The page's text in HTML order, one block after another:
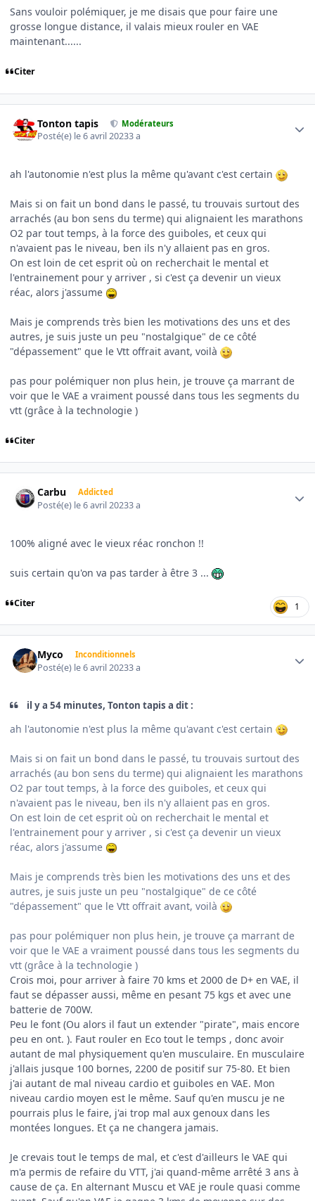
Sans vouloir polémiquer, je me disais que pour faire une
grosse longue distance, il valais mieux rouler en VAE
maintenant......
Citer
Tonton tapis Modérateurs
Posté(e) le 6 avril 20233 a
ah l'autonomie n'est plus la même qu'avant c'est certain
Mais si on fait un bond dans le passé, tu trouvais surtout des
arrachés (au bon sens du terme) qui alignaient les marathons
O2 par tout temps, à la force des guiboles, et ceux qui
n'avaient pas le niveau, ben ils n'y allaient pas en gros.
On est loin de cet esprit où on recherchait le mental et
l'entrainement pour y arriver , si c'est ça devenir un vieux
réac, alors j'assume
Mais je comprends très bien les motivations des uns et des
autres, je suis juste un peu "nostalgique" de ce côté
"dépassement" que le Vtt offrait avant, voilà
pas pour polémiquer non plus hein, je trouve ça marrant de
voir que le VAE a vraiment poussé dans tous les segments du
vtt (grâce à la technologie )
Citer
Carbu Addicted
Posté(e) le 6 avril 20233 a
100% aligné avec le vieux réac ronchon !!
suis certain qu'on va pas tarder à être 3 ...
Citer 1
Myco Inconditionnels
Posté(e) le 6 avril 20233 a
il y a 54 minutes, Tonton tapis a dit :
ah l'autonomie n'est plus la même qu'avant c'est certain
Mais si on fait un bond dans le passé, tu trouvais surtout des
arrachés (au bon sens du terme) qui alignaient les marathons
O2 par tout temps, à la force des guiboles, et ceux qui
n'avaient pas le niveau, ben ils n'y allaient pas en gros.
On est loin de cet esprit où on recherchait le mental et
l'entrainement pour y arriver , si c'est ça devenir un vieux
réac, alors j'assume
Mais je comprends très bien les motivations des uns et des
autres, je suis juste un peu "nostalgique" de ce côté
"dépassement" que le Vtt offrait avant, voilà
pas pour polémiquer non plus hein, je trouve ça marrant de
voir que le VAE a vraiment poussé dans tous les segments du
vtt (grâce à la technologie )
Crois moi, pour arriver à faire 70 kms et 2000 de D+ en VAE, il
faut se dépasser aussi, même en pesant 75 kgs et avec une
batterie de 700W.
Peu le font (Ou alors il faut un extender "pirate", mais encore
peu en ont. ). Faut rouler en Eco tout le temps , donc avoir
autant de mal physiquement qu'en musculaire. En musculaire
j'allais jusque 100 bornes, 2200 de positif sur 75-80. Et bien
j'ai autant de mal niveau cardio et guiboles en VAE. Mon
niveau cardio moyen est le même. Sauf qu'en muscu je ne
pourrais plus le faire, j'ai trop mal aux genoux dans les
montées longues. Et ça ne changera jamais.
Je crevais tout le temps de mal, et c'est d'ailleurs le VAE qui
m'a permis de refaire du VTT, j'ai quand-même arrêté 3 ans à
cause de ça. En alternant Muscu et VAE je roule quasi comme